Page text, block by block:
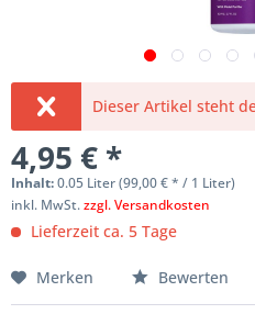
Dieser Artikel steht
4,95 € *
Inhalt:0.05 Liter (99,00 € * / 1 Liter)
inkl. MwSt.zzgl. Versandkosten
Lieferzeit ca. 5 Tage
Merken Bewerten